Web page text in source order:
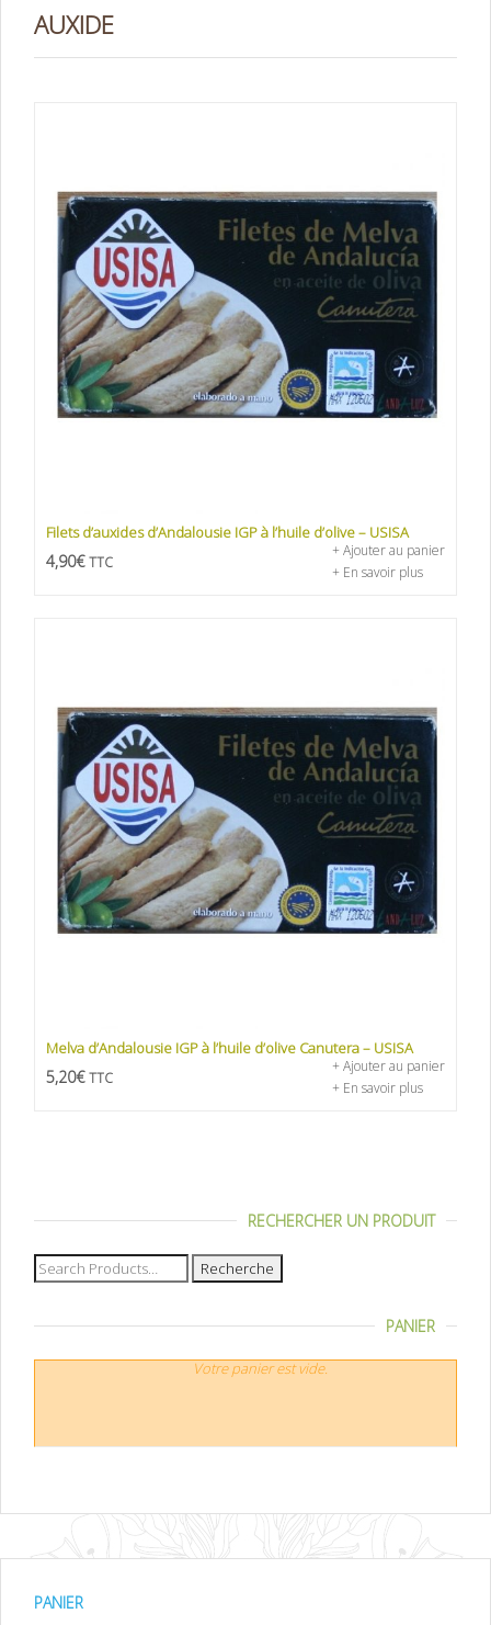
AUXIDE
Filets d’auxides d’Andalousie IGP à l’huile d’olive – USISA
4,90€ TTC
+ Ajouter au panier
+ En savoir plus
Melva d’Andalousie IGP à l’huile d’olive Canutera – USISA
5,20€ TTC
+ Ajouter au panier
+ En savoir plus
RECHERCHER UN PRODUIT
Recherche
pour :
PANIER
Votre panier est vide.
PANIER